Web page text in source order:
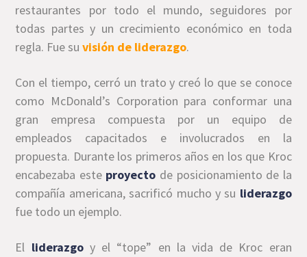
restaurantes por todo el mundo, seguidores por
todas partes y un crecimiento económico en toda
regla. Fue suvisión de liderazgo.
Con el tiempo, cerró un trato y creó lo que se conoce
como McDonald’s Corporation para conformar una
gran empresa compuesta por un equipo de
empleados capacitados e involucrados en la
propuesta. Durante los primeros años en los que Kroc
encabezaba este proyecto de posicionamiento de la
compañía americana, sacrificó mucho y su liderazgo
fue todo un ejemplo.
El liderazgoy el “tope” en la vida de Kroc eran